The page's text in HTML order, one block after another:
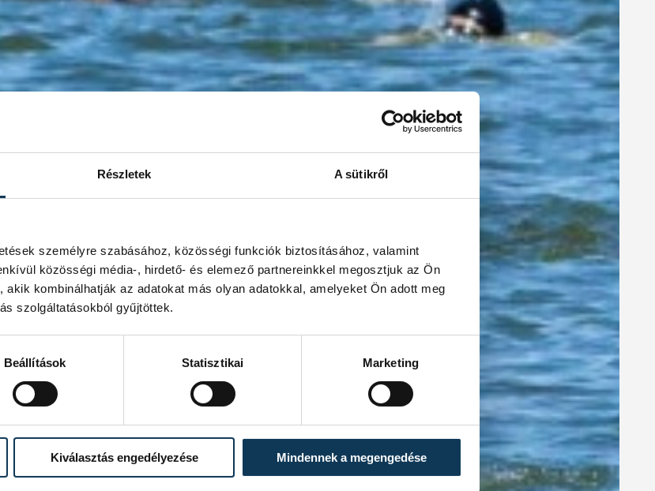
Részletek A sütikről
személyre szabásához, közösségi funkciók biztosításához, valamint
közösségi média-, hirdető- és elemező partnereinkkel megosztjuk az Ön
akik kombinálhatják az adatokat más olyan adatokkal, amelyeket Ön adott meg
szolgáltatásokból gyűjtöttek.
Beállítások Statisztikai Marketing
Kiválasztás engedélyezése Mindennek a megengedése